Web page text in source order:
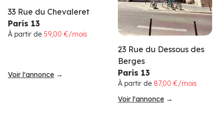
33 Rue du Chevaleret
Paris 13
À partir de 59,00 €/mois
Voir l'annonce →
23 Rue du Dessous des
Berges
Paris 13
À partir de 87,00 €/mois
Voir l'annonce →